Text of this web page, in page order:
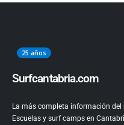
25 años
Surfcantabria.com
La más completa información
Escuelas y surf camps en